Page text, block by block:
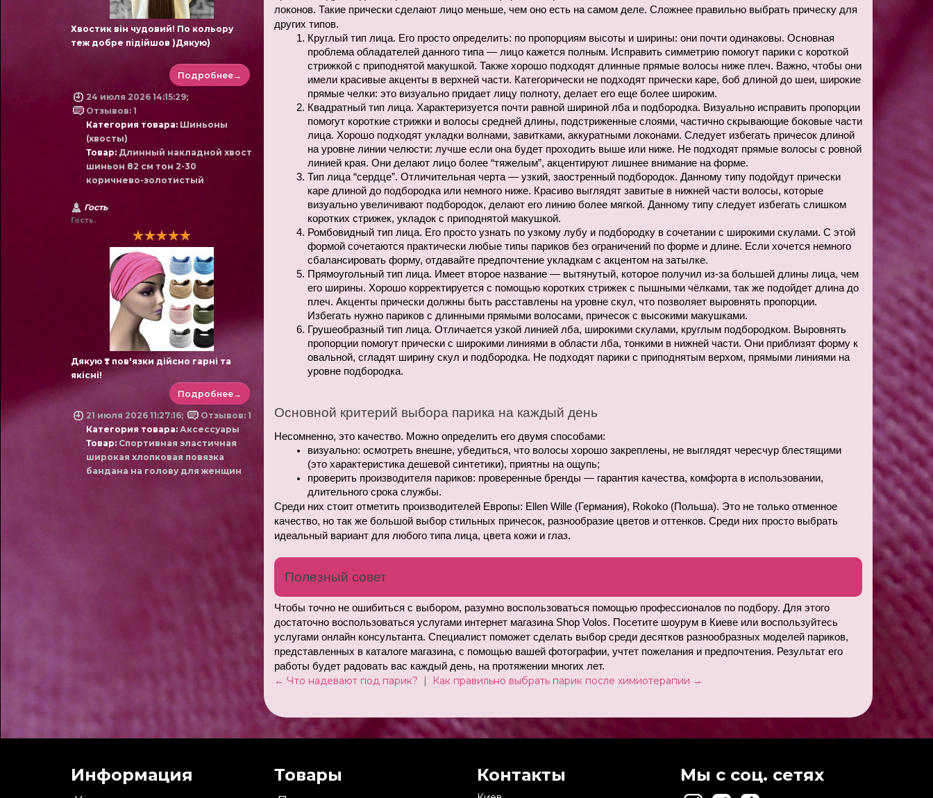
Хвостик він чудовий! По кольору
теж добре підійшов )Дякую)
Подробнее→
24 июля 2026 14:15:29;
Отзывов: 1
Категория товара: Шиньоны
(хвосты)
Товар: Длинный накладной хвост
шиньон 82 см тон 2-30
коричнево-золотистый
Гость
Гость.
Дякую ❣️ пов'язки дійсно гарні та
якісні!
Подробнее→
21 июля 2026 11:27:16;
Отзывов: 1
Категория товара: Аксессуары
Товар: Спортивная эластичная
широкая хлопковая повязка
бандана на голову для женщин
локонов. Такие прически сделают лицо меньше, чем оно есть на самом деле. Сложнее правильно выбрать прическу для
других типов.
Круглый тип лица. Его просто определить: по пропорциям высоты и ширины: они почти одинаковы. Основная
проблема обладателей данного типа — лицо кажется полным. Исправить симметрию помогут парики с короткой
стрижкой с приподнятой макушкой. Также хорошо подходят длинные прямые волосы ниже плеч. Важно, чтобы они
имели красивые акценты в верхней части. Категорически не подходят прически каре, боб длиной до шеи, широкие
прямые челки: это визуально придает лицу полноту, делает его еще более широким.
Квадратный тип лица. Характеризуется почти равной шириной лба и подбородка. Визуально исправить пропорции
помогут короткие стрижки и волосы средней длины, подстриженные слоями, частично скрывающие боковые части
лица. Хорошо подходят укладки волнами, завитками, аккуратными локонами. Следует избегать причесок длиной
на уровне линии челюсти: лучше если она будет проходить выше или ниже. Не подходят прямые волосы с ровной
линией края. Они делают лицо более “тяжелым”, акцентируют лишнее внимание на форме.
Тип лица “сердце”. Отличительная черта — узкий, заостренный подбородок. Данному типу подойдут прически
каре длиной до подбородка или немного ниже. Красиво выглядят завитые в нижней части волосы, которые
визуально увеличивают подбородок, делают его линию более мягкой. Данному типу следует избегать слишком
коротких стрижек, укладок с приподнятой макушкой.
Ромбовидный тип лица. Его просто узнать по узкому лубу и подбородку в сочетании с широкими скулами. С этой
формой сочетаются практически любые типы париков без ограничений по форме и длине. Если хочется немного
сбалансировать форму, отдавайте предпочтение укладкам с акцентом на затылке.
Прямоугольный тип лица. Имеет второе название — вытянутый, которое получил из-за большей длины лица, чем
его ширины. Хорошо корректируется с помощью коротких стрижек с пышными чёлками, так же подойдет длина до
плеч. Акценты прически должны быть расставлены на уровне скул, что позволяет выровнять пропорции.
Избегать нужно париков с длинными прямыми волосами, причесок с высокими макушками.
Грушеобразный тип лица. Отличается узкой линией лба, широкими скулами, круглым подбородком. Выровнять
пропорции помогут прически с широкими линиями в области лба, тонкими в нижней части. Они приблизят форму к
овальной, сгладят ширину скул и подбородка. Не подходят парики с приподнятым верхом, прямыми линиями на
уровне подбородка.
Основной критерий выбора парика на каждый день
Несомненно, это качество. Можно определить его двумя способами:
визуально: осмотреть внешне, убедиться, что волосы хорошо закреплены, не выглядят чересчур блестящими
(это характеристика дешевой синтетики), приятны на ощупь;
проверить производителя париков: проверенные бренды — гарантия качества, комфорта в использовании,
длительного срока службы.
Среди них стоит отметить производителей Европы: Ellen Wille (Германия), Rokoko (Польша). Это не только отменное
качество, но так же большой выбор стильных причесок, разнообразие цветов и оттенков. Среди них просто выбрать
идеальный вариант для любого типа лица, цвета кожи и глаз.
Полезный совет
Чтобы точно не ошибиться с выбором, разумно воспользоваться помощью профессионалов по подбору. Для этого
достаточно воспользоваться услугами интернет магазина Shop Volos. Посетите шоурум в Киеве или воспользуйтесь
услугами онлайн консультанта. Специалист поможет сделать выбор среди десятков разнообразных моделей париков,
представленных в каталоге магазина, с помощью вашей фотографии, учтет пожелания и предпочтения. Результат его
работы будет радовать вас каждый день, на протяжении многих лет.
← Что надевают под парик? | Как правильно выбрать парик после химиотерапии →
Информация Товары Контакты Мы с соц. сетях